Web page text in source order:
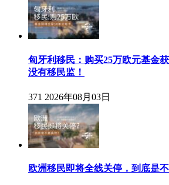
匈牙利移民：购买25万欧元基金
没有移民监！
371 2026年08月03日
欧洲移民即将全线关停，到底是